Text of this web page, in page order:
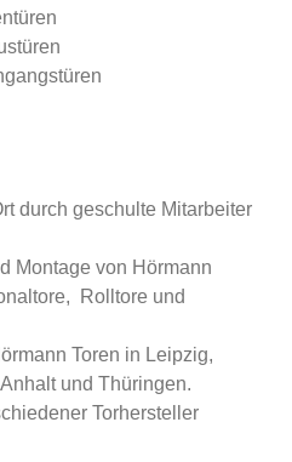
durch geschulte Mitarbeiter
Montage von Hörmann
Rolltore und
Toren in Leipzig,
und Thüringen.
Torhersteller